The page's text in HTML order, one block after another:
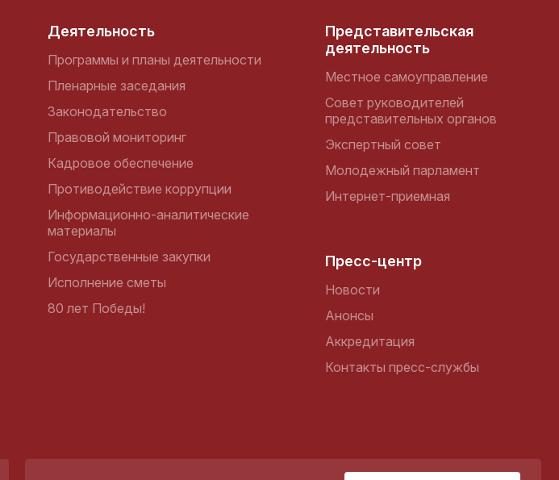
Деятельность
Программы и планы деятельности
Пленарные заседания
Законодательство
Правовой мониторинг
Кадровое обеспечение
Противодействие коррупции
Информационно-аналитические
материалы
Государственные закупки
Исполнение сметы
80 лет Победы!
Представительская
деятельность
Местное самоуправление
Совет руководителей
представительных органов
Экспертный совет
Молодежный парламент
Интернет-приемная
Пресс-центр
Новости
Анонсы
Аккредитация
Контакты пресс-службы